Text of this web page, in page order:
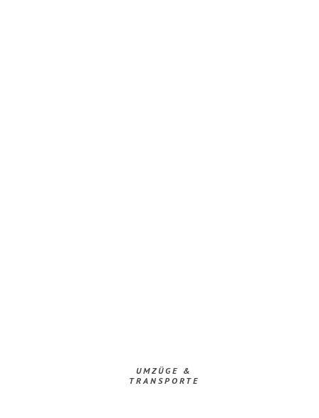
UMZÜGE &
TRANSPORTE